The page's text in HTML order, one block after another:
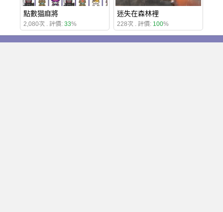
點數猫麻將
2,080次 . 評價: 33%
迷失在森林裡
228次 . 評價: 100%